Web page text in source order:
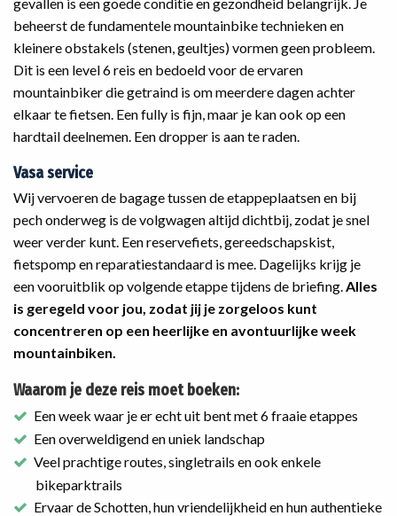
beheerst de fundamentele mountainbike technieken en
kleinere obstakels (stenen, geultjes) vormen geen probleem.
Dit is een level 6 reis en bedoeld voor de ervaren
mountainbiker die getraind is om meerdere dagen achter
elkaar te fietsen. Een fully is fijn, maar je kan ook op een
hardtail deelnemen. Een dropper is aan te raden.
Vasa service
Wij vervoeren de bagage tussen de etappeplaatsen en bij
pech onderweg is de volgwagen altijd dichtbij, zodat je snel
weer verder kunt. Een reservefiets, gereedschapskist,
fietspomp en reparatiestandaard is mee. Dagelijks krijg je
een vooruitblik op volgende etappe tijdens de briefing. Alles
is geregeld voor jou, zodat jij je zorgeloos kunt
concentreren op een heerlijke en avontuurlijke week
mountainbiken.
Waarom je deze reis moet boeken:
Een week waar je er echt uit bent met 6 fraaie etappes
Een overweldigend en uniek landschap
Veel prachtige routes, singletrails en ook enkele
bikeparktrails
Ervaar de Schotten, hun vriendelijkheid en hun authentieke